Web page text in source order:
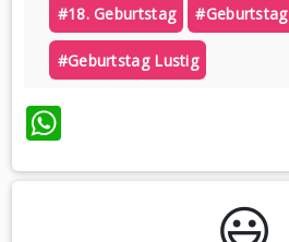
#18. Geburtstag #geburtstag
#geburtstag Lustig
WhatsApp